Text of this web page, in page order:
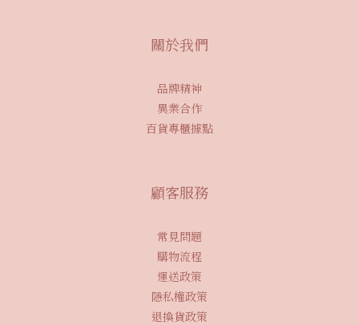
關於我們
品牌精神
異業合作
百貨專櫃據點
顧客服務
常見問題
購物流程
運送政策
隱私權政策
退換貨政策